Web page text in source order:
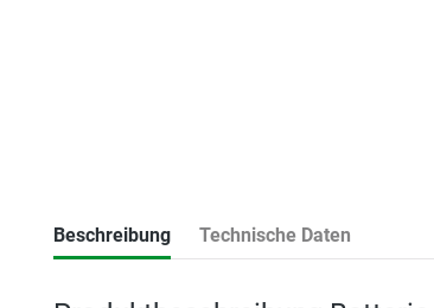
Beschreibung Technische Daten